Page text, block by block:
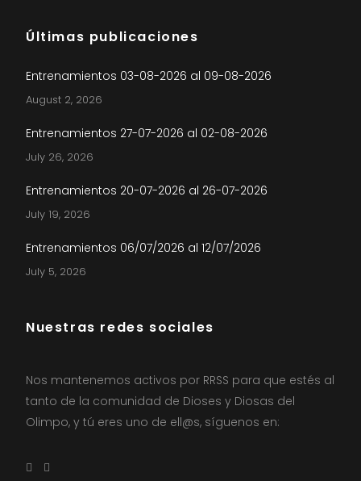
Últimas publicaciones
Entrenamientos 03-08-2026 al 09-08-2026
August 2, 2026
Entrenamientos 27-07-2026 al 02-08-2026
July 26, 2026
Entrenamientos 20-07-2026 al 26-07-2026
July 19, 2026
Entrenamientos 06/07/2026 al 12/07/2026
July 5, 2026
Nuestras redes sociales
Nos mantenemos activos por RRSS para que estés al
tanto de la comunidad de Dioses y Diosas del
Olimpo, y tú eres uno de ell@s, síguenos en: